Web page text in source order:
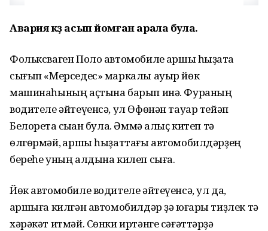
Авария күҙ асып йомған арала була.
Фольксваген Поло автомобиле ҡаршы һыҙатҡа
сығып «Мерседес» маркалы ауыр йөк
машинаһының аҫтына барып инә. Фураның
водителе әйтеүенсә, ул Өфөнән тауар тейәп
Белоретҡа сыҡҡан була. Әммә алыҫ китеп тә
өлгөрмәй, ҡаршы һыҙаттағы автомобилдәрҙең
береһе уның алдына килеп сыға.
Йөк автомобиле водителе әйтеүенсә, ул да,
ҡаршыға килгән автомобилдәр ҙә юғары тиҙлек тә
хәрәкәт итмәй. Сөнки иртәнге сәғәттәрҙә